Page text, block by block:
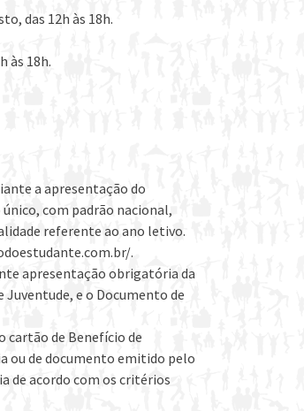
das 12h às 18h.
às 18h.
a apresentação do
com padrão nacional,
referente ao ano letivo.
.
apresentação obrigatória da
e o Documento de
de Benefício de
ou de documento emitido pelo
de acordo com os critérios